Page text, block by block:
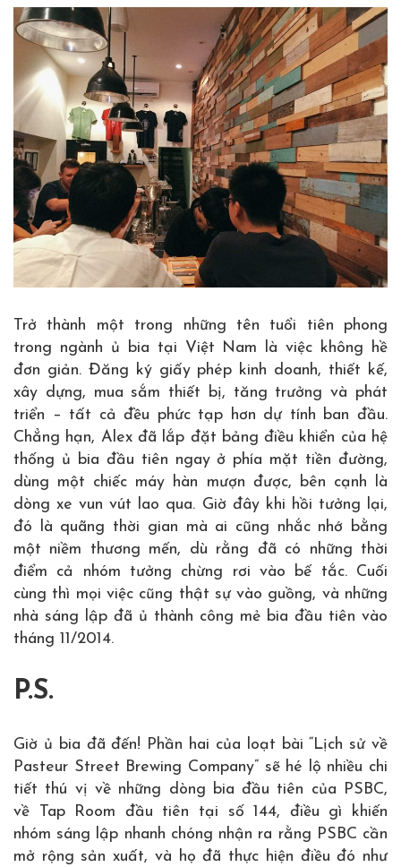
Trở thành một trong những tên tuổi tiên phong
trong ngành ủ bia tại Việt Nam là việc không hề
đơn giản. Đăng ký giấy phép kinh doanh, thiết kế,
xây dựng, mua sắm thiết bị, tăng trưởng và phát
triển – tất cả đều phức tạp hơn dự tính ban đầu.
Chẳng hạn, Alex đã lắp đặt bảng điều khiển của hệ
thống ủ bia đầu tiên ngay ở phía mặt tiền đường,
dùng một chiếc máy hàn mượn được, bên cạnh là
dòng xe vun vút lao qua. Giờ đây khi hồi tưởng lại,
đó là quãng thời gian mà ai cũng nhắc nhớ bằng
một niềm thương mến, dù rằng đã có những thời
điểm cả nhóm tưởng chừng rơi vào bế tắc. Cuối
cùng thì mọi việc cũng thật sự vào guồng, và những
nhà sáng lập đã ủ thành công mẻ bia đầu tiên vào
tháng 11/2014.
P.S.
Giờ ủ bia đã đến! Phần hai của loạt bài “Lịch sử về
Pasteur Street Brewing Company” sẽ hé lộ nhiều chi
tiết thú vị về những dòng bia đầu tiên của PSBC,
về Tap Room đầu tiên tại số 144, điều gì khiến
nhóm sáng lập nhanh chóng nhận ra rằng PSBC cần
mở rộng sản xuất, và họ đã thực hiện điều đó như